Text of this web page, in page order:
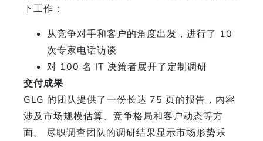
下工作：
从竞争对手和客户的角度出发，进行了 10
次专家电话访谈
对 100 名 IT 决策者展开了定制调研
交付成果
GLG 的团队提供了一份长达 75 页的报告，内容
涉及市场规模估算、竞争格局和客户动态等方
面。 尽职调查团队的调研结果显示市场形势乐